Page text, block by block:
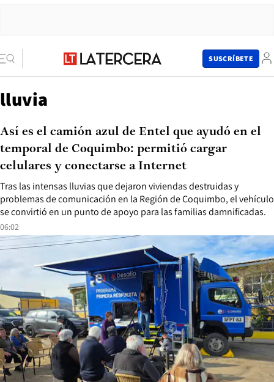
SUSCRÍBETE
lluvia
06:02
Tras las intensas lluvias que dejaron viviendas destruidas y
problemas de comunicación en la Región de Coquimbo, el vehículo
se convirtió en un punto de apoyo para las familias damnificadas.
Así es el camión azul de Entel que ayudó en el
temporal de Coquimbo: permitió cargar
celulares y conectarse a Internet